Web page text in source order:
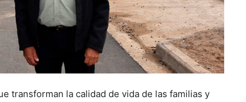
transforman la calidad de vida de las familias y